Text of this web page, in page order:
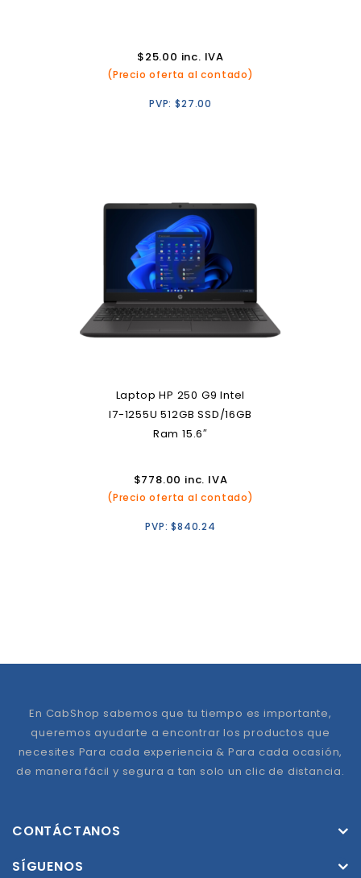
$25.00 inc. IVA
(Precio oferta al contado)
PVP:$27.00
Laptop HP 250 G9 Intel
I7-1255U 512GB SSD/16GB
Ram 15.6″
$778.00 inc. IVA
(Precio oferta al contado)
PVP:$840.24
En CabShop sabemos que tu tiempo es importante,
queremos ayudarte a encontrar los productos que
necesites Para cada experiencia & Para cada ocasión,
de manera fácil y segura a tan solo un clic de distancia.
CONTÁCTANOS
SÍGUENOS